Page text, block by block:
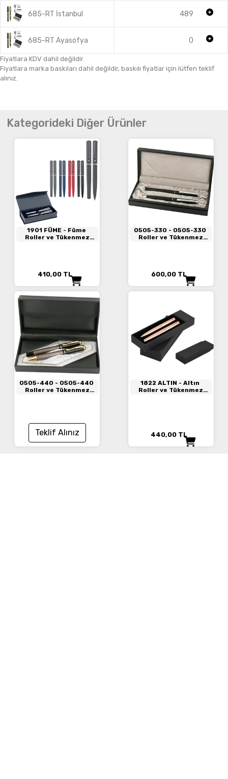
685-RT İstanbul 489
685-RT Ayasofya 0
Fiyatlara KDV dahil değildir.
Fiyatlara marka baskıları dahil değildir, baskılı fiyatlar için lütfen teklif
alınız.
Kategorideki Diğer Ürünler
1901 FÜME - Füme
Roller ve Tükenmez
410,00 TL
0505-330 - 0505-330
Roller ve Tükenmez
600,00 TL
0505-440 - 0505-440
Roller ve Tükenmez
Teklif Alınız
1822 ALTIN - Altın
Roller ve Tükenmez
440,00 TL